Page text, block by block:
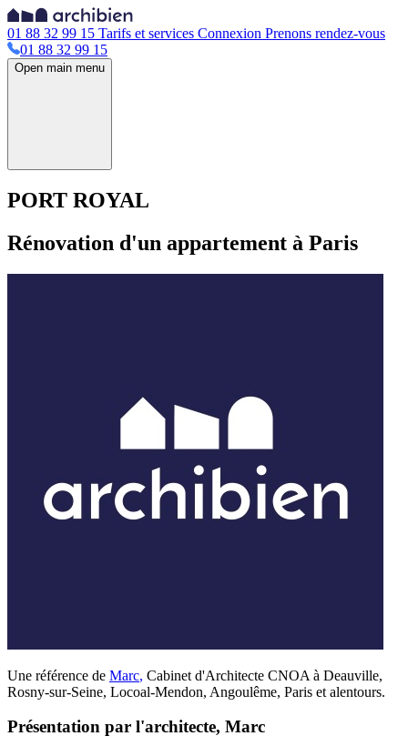
01 88 32 99 15 Tarifs et services Connexion Prenons rendez-vous
01 88 32 99 15
Open main menu
PORT ROYAL
Rénovation d'un appartement à Paris
Une référence de Marc, Cabinet d'Architecte CNOA à Deauville,
Rosny-sur-Seine, Locoal-Mendon, Angoulême, Paris et alentours.
Présentation par l'architecte, Marc